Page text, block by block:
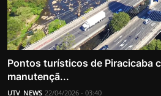
Pontos turísticos de Piracicaba
manutençã...
UTV_NEWS 22/04/2026 - 03:40